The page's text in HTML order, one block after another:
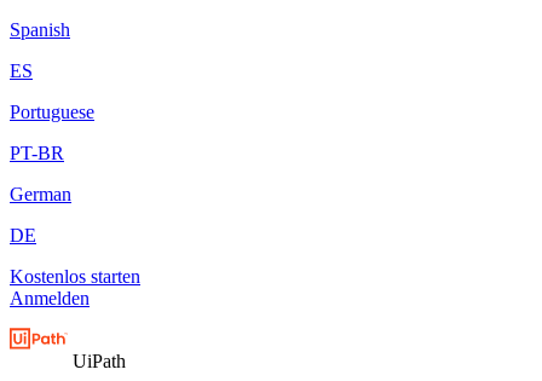
Spanish
ES
Portuguese
PT-BR
German
DE
Kostenlos starten
Anmelden
UiPath